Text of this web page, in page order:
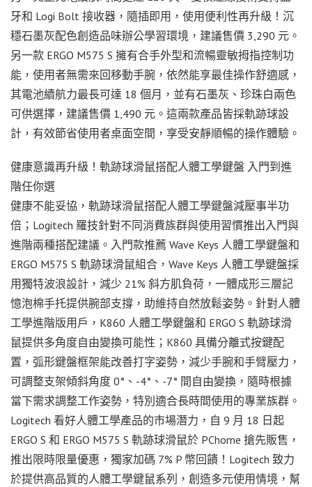
牙和 Logi Bolt 接收器，隨插即用，使用便利性再升級！沉
穩石墨灰配色創造品味辦公學習環境，建議售價 3,290 元。
另一款 ERGO M575 S 擁有合手外型和流暢靈敏拇指控制功
能，使用者無需來回移動手腕，依然能享最佳操作舒適感，
其電池續航力最長可達 18 個月，並有石墨灰、珍珠白兩色
可供選擇，建議售價 1,490 元。這兩款產品皆採軌跡球設
計，有效節省使用者桌面空間，享受安靜順暢的操作體驗。
健康意識再升級！軌跡球滑鼠搭配人體工學鍵盤 入門到進
階任你選
健康不能妥協，軌跡球滑鼠搭配人體工學鍵盤減壓事半功
倍；Logitech 羅技針對不同消費族群與使用習慣推出入門與
進階兩種搭配建議。入門款推薦 Wave Keys 人體工學鍵盤和
ERGO M575 S 軌跡球滑鼠組合，Wave Keys 人體工學鍵盤採
用獨特波浪設計，減少 21% 斜方肌負荷，一體成形三層記
憶泡棉手托提供腕部支撐，助維持自然放鬆姿勢。針對人體
工學進階版用戶，K860 人體工學鍵盤和 ERGO S 軌跡球滑
鼠提供多角度自由變換可能性；K860 具備分離式按鍵配
置，弧形鍵盤框架能改善打字姿勢，減少手腕和手臂壓力，
可調整支架傾斜角度 0°、-4°、-7° 間自由變換，隨時根據
當下需求調整工作姿勢，特別適合長時間使用的專業族群。
Logitech 看好人體工學產品的市場潛力，自 9 月 18 日起
ERGO S 和 ERGO M575 S 軌跡球滑鼠於 PChome 搶先販售，
推出限時限量優惠，獨家加碼 7% P 幣回饋！Logitech 致力
於提供高品質的人體工學鍵鼠系列，創造多元使用情境，幫